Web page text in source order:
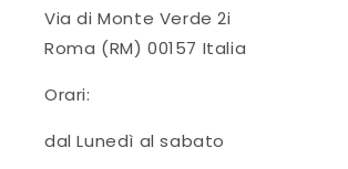
Via di Monte Verde 2i
Roma (RM) 00157 Italia
Orari:
dal Lunedì al sabato